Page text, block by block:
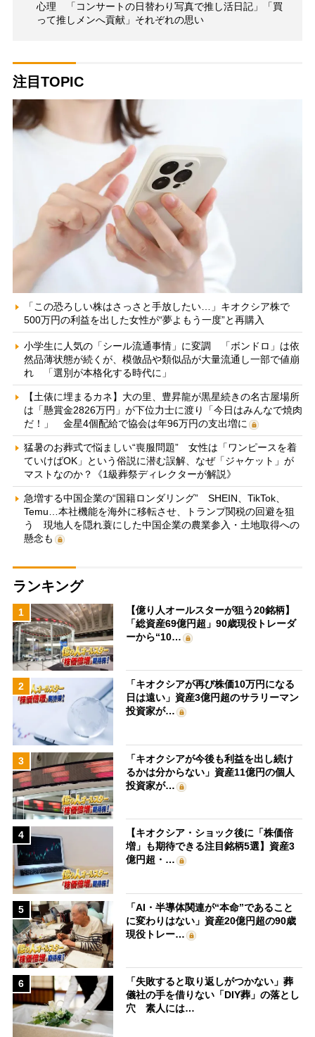
心理 「コンサートの日替わり写真で推し活日記」「買
って推しメンへ貢献」それぞれの思い
注目TOPIC
「この恐ろしい株はさっさと手放したい…」キオクシア株で
500万円の利益を出した女性が“夢よもう一度”と再購入
小学生に人気の「シール流通事情」に変調 「ボンドロ」は依
然品薄状態が続くが、模倣品や類似品が大量流通し一部で値崩
れ 「選別が本格化する時代に」
【土俵に埋まるカネ】大の里、豊昇龍が黒星続きの名古屋場所
は「懸賞金2826万円」が下位力士に渡り「今日はみんなで焼肉
だ！」 金星4個配給で協会は年96万円の支出増に
猛暑のお葬式で悩ましい“喪服問題” 女性は「ワンピースを着
ていけばOK」という俗説に潜む誤解、なぜ「ジャケット」が
マストなのか？《1級葬祭ディレクターが解説》
急増する中国企業の“国籍ロンダリング” SHEIN、TikTok、
Temu…本社機能を海外に移転させ、トランプ関税の回避を狙
う 現地人を隠れ蓑にした中国企業の農業参入・土地取得への
懸念も
ランキング
1
【億り人オールスターが狙う20銘柄】
「総資産69億円超」90歳現役トレーダ
ーから“10…
2
「キオクシアが再び株価10万円になる
日は遠い」資産3億円超のサラリーマン
投資家が…
3
「キオクシアが今後も利益を出し続け
るかは分からない」資産11億円の個人
投資家が…
4
【キオクシア・ショック後に「株価倍
増」も期待できる注目銘柄5選】資産3
億円超・…
5
「AI・半導体関連が“本命”であること
に変わりはない」資産20億円超の90歳
現役トレー…
6
「失敗すると取り返しがつかない」葬
儀社の手を借りない「DIY葬」の落とし
穴 素人には…